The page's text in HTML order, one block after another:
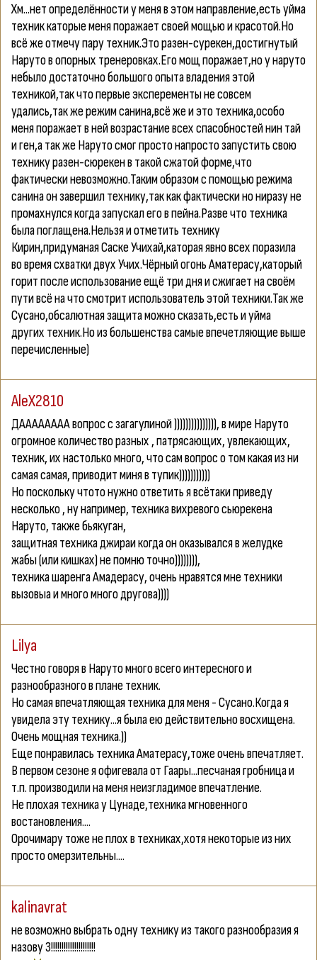
Хм...нет определённости у меня в этом направление,есть уйма
техник каторые меня поражает своей мощью и красотой.Но
всё же отмечу пару техник.Это разен-сурекен,достигнутый
Наруто в опорных тренеровках.Его мощ поражает,но у наруто
небыло достаточно большого опыта владения этой
техникой,так что первые эксперементы не совсем
удались,так же режим санина,всё же и это техника,особо
меня поражает в ней возрастание всех спасобностей нин тай
и ген,а так же Наруто смог просто напросто запустить свою
технику разен-сюрекен в такой сжатой форме,что
фактически невозможно.Таким образом с помощью режима
санина он завершил технику,так как фактически но ниразу не
промахнулся когда запускал его в пейна.Разве что техника
была поглащена.Нельзя и отметить технику
Кирин,придуманая Саске Учихай,каторая явно всех поразила
во время схватки двух Учих.Чёрный огонь Аматерасу,каторый
горит после использование ещё три дня и сжигает на своём
пути всё на что смотрит использователь этой техники.Так же
Сусано,обсалютная защита можно сказать,есть и уйма
других техник.Но из большенства самые впечетляющие выше
перечисленные)
AleX2810
ДАААААААА вопрос с загагулиной ))))))))))))))), в мире Наруто
огромное количество разных , патрясающих, увлекающих,
техник, их настолько много, что сам вопрос о том какая из ни
самая самая, приводит миня в тупик)))))))))))
Но поскольку чтото нужно ответить я всётаки приведу
несколько , ну например, техника вихревого сьюрекена
Наруто, также бьякуган,
защитная техника джираи когда он оказывался в желудке
жабы (или кишках) не помню точно)))))))),
техника шаренга Амадерасу, очень нравятся мне техники
вызовыа и много много другова))))
Lilya
Честно говоря в Наруто много всего интересного и
разнообразного в плане техник.
Но самая впечатляющая техника для меня - Сусано.Когда я
увидела эту технику...я была ею действительно восхищена.
Очень мощная техника.))
Еще понравилась техника Аматерасу,тоже очень впечатляет.
В первом сезоне я офигевала от Гаары...песчаная гробница и
т.п. производили на меня неизгладимое впечатление.
Не плохая техника у Цунаде,техника мгновенного
востановления....
Орочимару тоже не плох в техниках,хотя некоторые из них
просто омерзительны....
kalinavrat
не возможно выбрать одну технику из такого разнообразия я
назову 3!!!!!!!!!!!!!!!!!!!!!